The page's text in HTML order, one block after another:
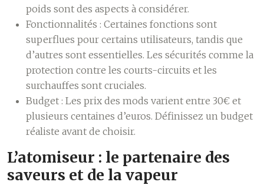
poids sont des aspects à considérer.
Fonctionnalités : Certaines fonctions sont
superflues pour certains utilisateurs, tandis que
d’autres sont essentielles. Les sécurités comme la
protection contre les courts-circuits et les
surchauffes sont cruciales.
Budget : Les prix des mods varient entre 30€ et
plusieurs centaines d’euros. Définissez un budget
réaliste avant de choisir.
L’atomiseur : le partenaire des
saveurs et de la vapeur